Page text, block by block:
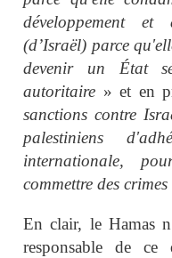
développement
(d’Israël) parce
devenir un État
autoritaire » et en
sanctions contre
palestiniens
internationale,
commettre des
En clair, le Hamas
responsable de